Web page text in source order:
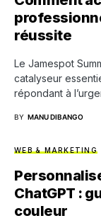
réussite
Le Jamespot
catalyseur
répondant à
BY MANU DIBANGO
WEB & MARKETING
ChatGPT :
couleur